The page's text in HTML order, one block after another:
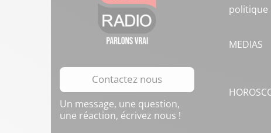
Contactez nous
Un message, une question,
une réaction, écrivez nous !
politique
MEDIAS